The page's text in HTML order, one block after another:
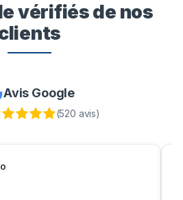
vérifiés de nos
Avis Google
(520 avis)